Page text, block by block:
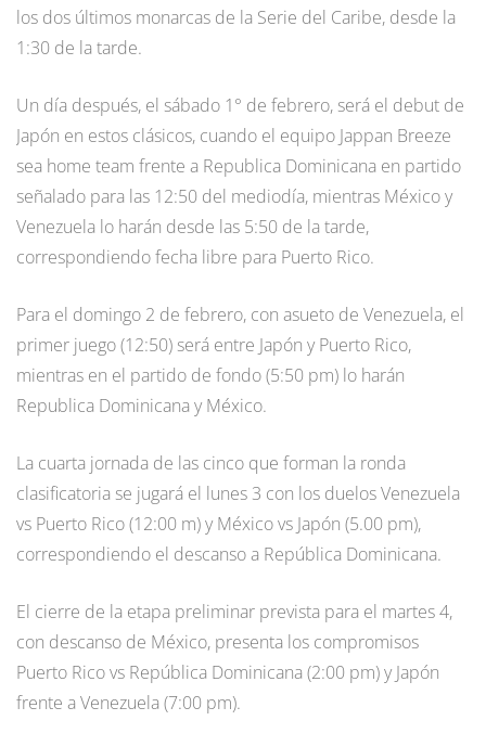
los dos últimos monarcas de la Serie del Caribe, desde la
1:30 de la tarde.
Un día después, el sábado 1° de febrero, será el debut de
Japón en estos clásicos, cuando el equipo Jappan Breeze
sea home team frente a Republica Dominicana en partido
señalado para las 12:50 del mediodía, mientras México y
Venezuela lo harán desde las 5:50 de la tarde,
correspondiendo fecha libre para Puerto Rico.
Para el domingo 2 de febrero, con asueto de Venezuela, el
primer juego (12:50) será entre Japón y Puerto Rico,
mientras en el partido de fondo (5:50 pm) lo harán
Republica Dominicana y México.
La cuarta jornada de las cinco que forman la ronda
clasificatoria se jugará el lunes 3 con los duelos Venezuela
vs Puerto Rico (12:00 m) y México vs Japón (5.00 pm),
correspondiendo el descanso a República Dominicana.
El cierre de la etapa preliminar prevista para el martes 4,
con descanso de México, presenta los compromisos
Puerto Rico vs República Dominicana (2:00 pm) y Japón
frente a Venezuela (7:00 pm).